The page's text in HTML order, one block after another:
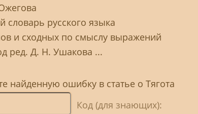
русского языка
и сходных по смыслу выражений
ред. Д. Н. Ушакова ...
найденную ошибку в статье о Тягота
Код (для знающих):